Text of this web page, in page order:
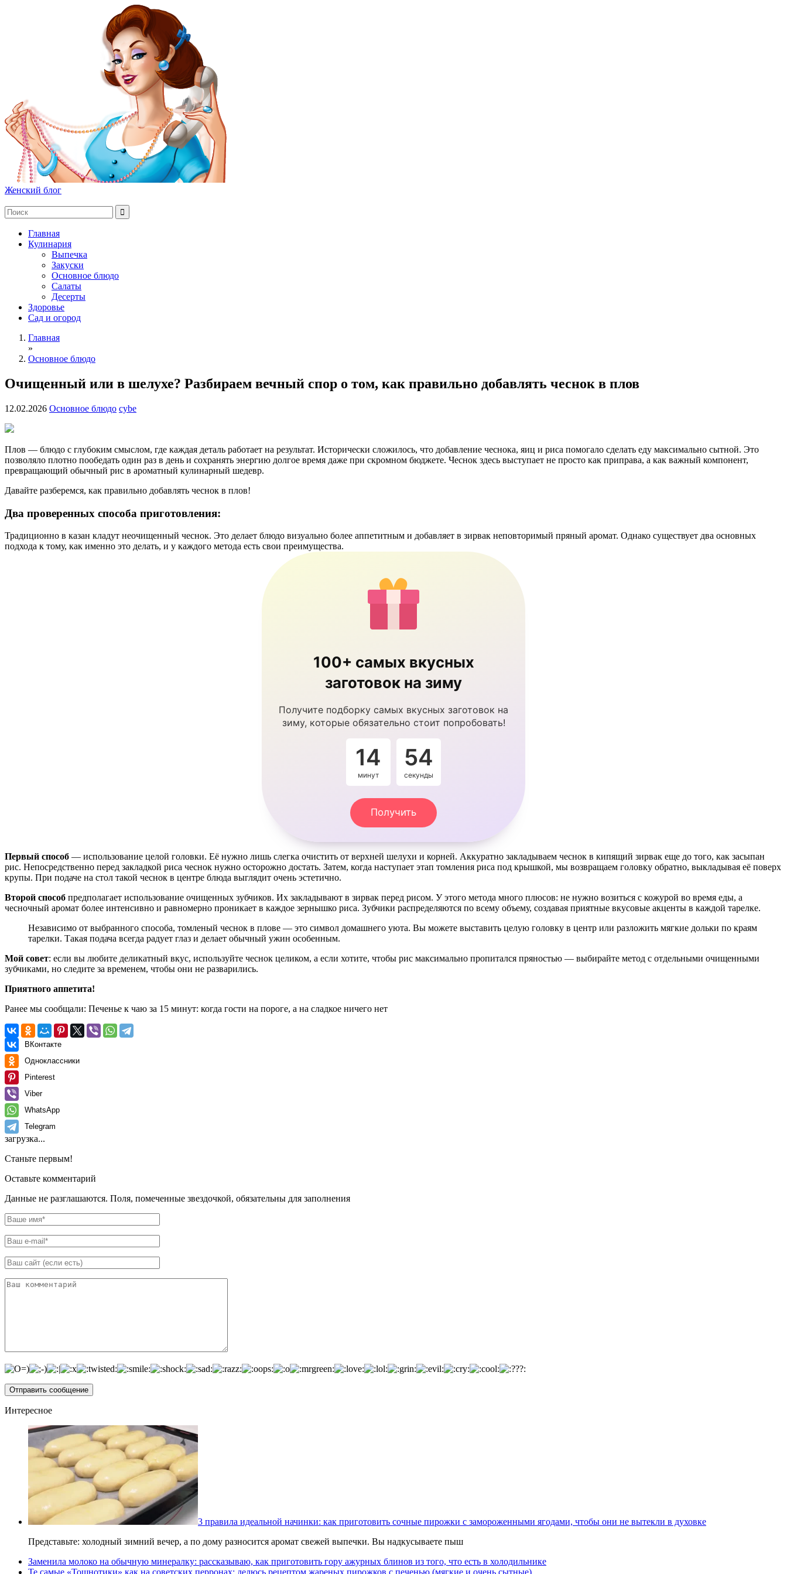
Женский блог
Главная
Кулинария
Выпечка
Закуски
Основное блюдо
Салаты
Десерты
Здоровье
Сад и огород
Главная
»
Основное блюдо
Очищенный или в шелухе? Разбираем вечный спор о том, как правильно добавлять чеснок в плов
12.02.2026 Основное блюдо cybe
Плов — блюдо с глубоким смыслом, где каждая деталь работает на результат. Исторически сложилось, что добавление чеснока, яиц и риса помогало сделать еду максимально сытной. Это
позволяло плотно пообедать один раз в день и сохранять энергию долгое время даже при скромном бюджете. Чеснок здесь выступает не просто как приправа, а как важный компонент,
превращающий обычный рис в ароматный кулинарный шедевр.
Давайте разберемся, как правильно добавлять чеснок в плов!
Два проверенных способа приготовления:
Традиционно в казан кладут неочищенный чеснок. Это делает блюдо визуально более аппетитным и добавляет в зирвак неповторимый пряный аромат. Однако существует два основных
подхода к тому, как именно это делать, и у каждого метода есть свои преимущества.
100+ самых вкусных
заготовок на зиму
Получите подборку самых вкусных заготовок на
зиму, которые обязательно стоит попробовать!
14
минут
54
секунды
Получить
Первый способ — использование целой головки. Её нужно лишь слегка очистить от верхней шелухи и корней. Аккуратно закладываем чеснок в кипящий зирвак еще до того, как засыпан
рис. Непосредственно перед закладкой риса чеснок нужно осторожно достать. Затем, когда наступает этап томления риса под крышкой, мы возвращаем головку обратно, выкладывая её поверх
крупы. При подаче на стол такой чеснок в центре блюда выглядит очень эстетично.
Второй способ предполагает использование очищенных зубчиков. Их закладывают в зирвак перед рисом. У этого метода много плюсов: не нужно возиться с кожурой во время еды, а
чесночный аромат более интенсивно и равномерно проникает в каждое зернышко риса. Зубчики распределяются по всему объему, создавая приятные вкусовые акценты в каждой тарелке.
Независимо от выбранного способа, томленый чеснок в плове — это символ домашнего уюта. Вы можете выставить целую головку в центр или разложить мягкие дольки по краям
тарелки. Такая подача всегда радует глаз и делает обычный ужин особенным.
Мой совет: если вы любите деликатный вкус, используйте чеснок целиком, а если хотите, чтобы рис максимально пропитался пряностью — выбирайте метод с отдельными очищенными
зубчиками, но следите за временем, чтобы они не разварились.
Приятного аппетита!
Ранее мы сообщали: Печенье к чаю за 15 минут: когда гости на пороге, а на сладкое ничего нет
ВКонтакте
Одноклассники
Pinterest
Viber
WhatsApp
Telegram
загрузка...
Станьте первым!
Оставьте комментарий
Данные не разглашаются. Поля, помеченные звездочкой, обязательны для заполнения
Интересное
3 правила идеальной начинки: как приготовить сочные пирожки с замороженными ягодами, чтобы они не вытекли в духовке
Представьте: холодный зимний вечер, а по дому разносится аромат свежей выпечки. Вы надкусываете пыш
Заменила молоко на обычную минералку: рассказываю, как приготовить гору ажурных блинов из того, что есть в холодильнике
Те самые «Тошнотики» как на советских перронах: делюсь рецептом жареных пирожков с печенью (мягкие и очень сытные)